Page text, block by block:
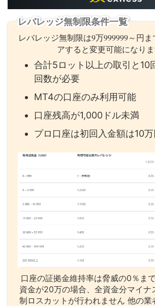
レバレッジ無制限条件一覧
レバレッジ無制限は9万999999～円
アすると変更可能になりま
合計5ロット以上の取引と10
回数が必要
MT4の口座のみ利用可能
口座残高が1,000ドル未満
プロ口座は初回入金額は10万
口座の証拠金維持率は脅威の0％ま
資金が20万の場合、全資金分マイナ
制ロスカットが行われません 他の業